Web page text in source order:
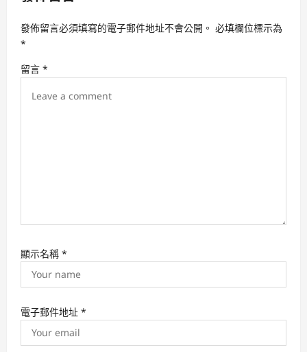
a
t
i
發佈留言必須填寫的電子郵件地址不會公開。 必填欄位標示為
*
留言 *
顯示名稱 *
電子郵件地址 *